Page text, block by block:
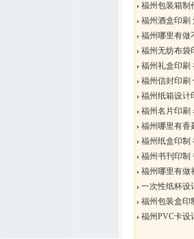
福州包装箱制
福州酒盒印刷
福州哪里有做
福州无纺布袋
福州礼盒印刷
福州信封印刷
福州纸箱设计
福州名片印刷
福州哪里有香
福州纸盒印制
福州书刊印制
福州哪里有做
一次性纸杯设
福州包装盒印
福州PVC卡设